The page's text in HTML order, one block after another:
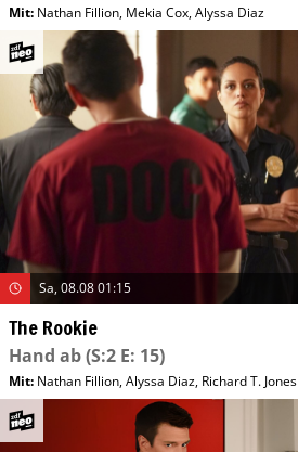
Mit: Nathan Fillion, Mekia Cox,Alyssa Diaz
Sa, 08.08 01:15
The Rookie
Hand ab(S:2 E: 15)
Mit: Nathan Fillion,Alyssa Diaz, Richard T. Jones